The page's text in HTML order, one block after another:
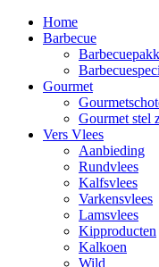
Home
Barbecue
Gourmet
Gourmet stel
Vers Vlees
Aanbieding
Rundvlees
Kalfsvlees
Varkensvlees
Lamsvlees
Kipproducten
Kalkoen
Wild